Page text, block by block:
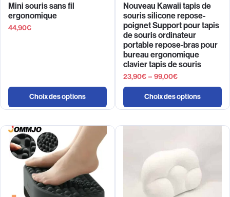
Mini souris sans fil
ergonomique
44,90€
Choix des options
Nouveau Kawaii tapis de
souris silicone repose-
poignet Support pour tapis
de souris ordinateur
portable repose-bras pour
bureau ergonomique
clavier tapis de souris
23,90€ – 99,00€
Choix des options